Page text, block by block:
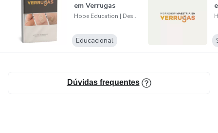
em Verrugas
Hope Education | Desenvolvimento de Podologistas
Educacional
Dúvidas frequentes